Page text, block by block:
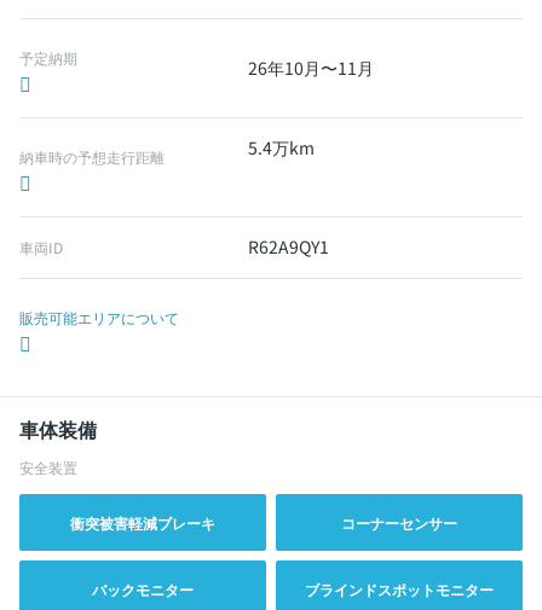
予定納期 26年10月〜11月
納車時の予想走行距離 5.4万km
車両ID R62A9QY1
販売可能エリアについて
車体装備
安全装置
衝突被害軽減ブレーキ コーナーセンサー
バックモニター ブラインドスポットモニター